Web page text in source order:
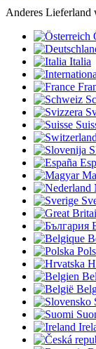
Anderes Lieferland
Italia